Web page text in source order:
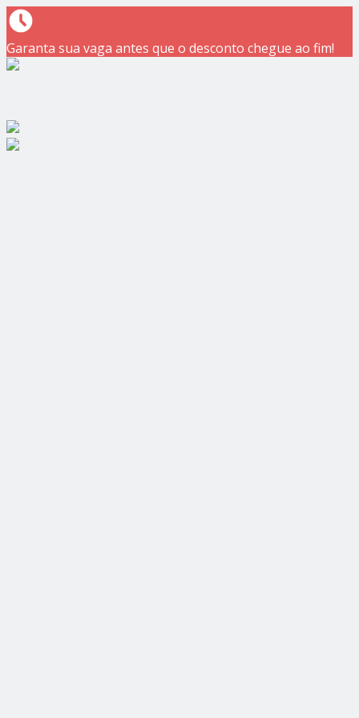
Garanta sua vaga antes que o desconto chegue ao fim!